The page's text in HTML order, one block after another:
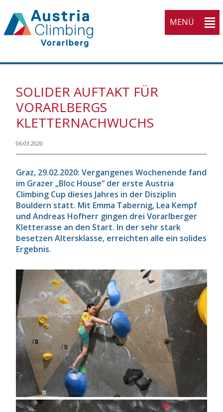
Home
Athletinnen
3
Open submenu
Wettkampfsport
4
Ausbildung
5
Open submenu
Service
10
Open submenu
Verband
MENÜ
SOLIDER AUFTAKT FÜR
VORARLBERGS
KLETTERNACHWUCHS
06.03.2020
Graz, 29.02.2020: Vergangenes Wochenende fand
im Grazer „Bloc House“ der erste Austria
Climbing Cup dieses Jahres in der Disziplin
Bouldern statt. Mit Emma Tabernig, Lea Kempf
und Andreas Hofherr gingen drei Vorarlberger
Kletterasse an den Start. In der sehr stark
besetzen Altersklasse, erreichten alle ein solides
Ergebnis.